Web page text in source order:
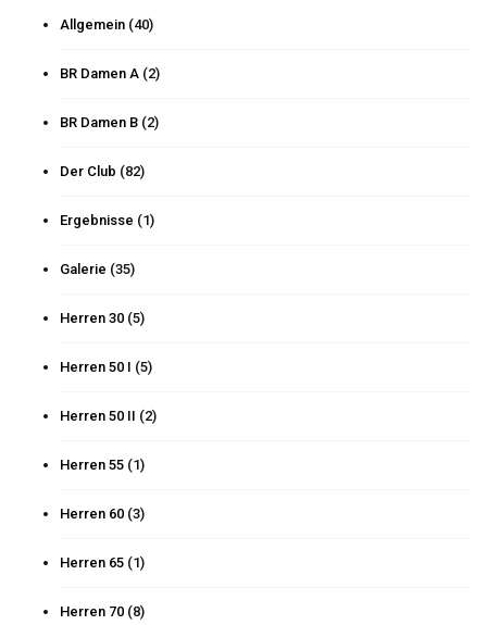
Allgemein (40)
BR Damen A (2)
BR Damen B (2)
Der Club (82)
Ergebnisse (1)
Galerie (35)
Herren 30 (5)
Herren 50 I (5)
Herren 50 II (2)
Herren 55 (1)
Herren 60 (3)
Herren 65 (1)
Herren 70 (8)